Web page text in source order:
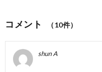
コメント （10件）
shun A